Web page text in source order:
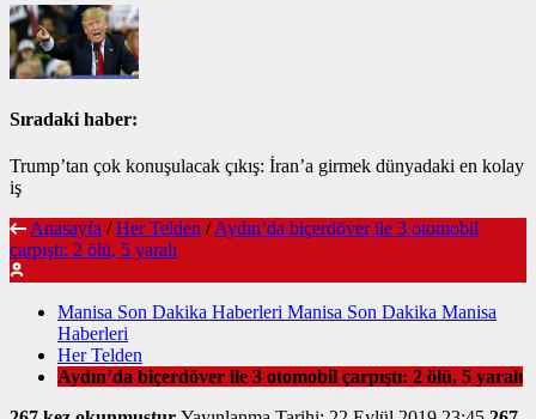
Sıradaki haber:
Trump’tan çok konuşulacak çıkış: İran’a girmek dünyadaki en kolay
iş
Anasayfa / Her Telden / Aydın’da biçerdöver ile 3 otomobil
çarpıştı: 2 ölü, 5 yaralı
Manisa Son Dakika Haberleri Manisa Son Dakika Manisa
Haberleri
Her Telden
Aydın’da biçerdöver ile 3 otomobil çarpıştı: 2 ölü, 5 yaralı